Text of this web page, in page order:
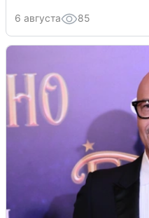
6 августа 85